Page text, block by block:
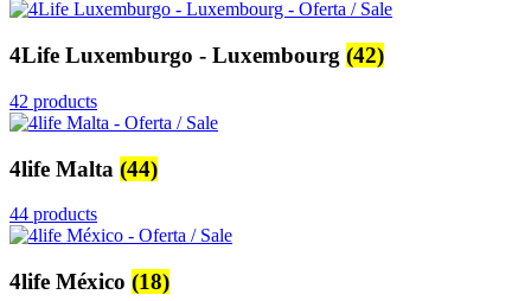
4Life Luxemburgo - Luxembourg (42)
42 products
4life Malta (44)
44 products
4life México (18)